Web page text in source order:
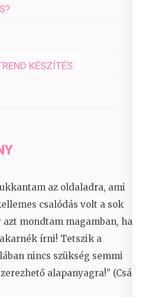
KÉSZÍTÉS
az oldaladra, ami
csalódás volt a sok
mondtam magamban, ha
írni! Tetszik a
nincs szükség semmi
alapanyagra!” (Csáky